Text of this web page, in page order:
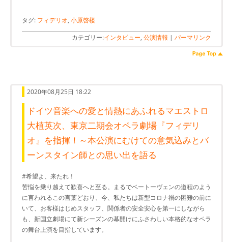
タグ: フィデリオ, 小原啓楼
カテゴリー:インタビュー, 公演情報 | パーマリンク
2020年08月25日 18:22
ドイツ音楽への愛と情熱にあふれるマエストロ
大植英次、東京二期会オペラ劇場『フィデリ
オ』を指揮！～本公演にむけての意気込みとバ
ーンスタイン師との思い出を語る
#希望よ、来たれ！
苦悩を乗り越えて歓喜へと至る。まるでベートーヴェンの道程のよう
に言われるこの言葉どおり、今、私たちは新型コロナ禍の困難の前に
いて、お客様はじめスタッフ、関係者の安全安心を第一にしながら
も、新国立劇場にて新シーズンの幕開けにふさわしい本格的なオペラ
の舞台上演を目指しています。